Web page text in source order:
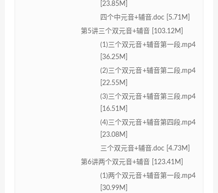
[23.85M]
四个中元音+辅音.doc [5.71M]
第5讲三个双元音+辅音 [103.12M]
(1)三个双元音+辅音第一段.mp4
[36.25M]
(2)三个双元音+辅音第二段.mp4
[22.55M]
(3)三个双元音+辅音第三段.mp4
[16.51M]
(4)三个双元音+辅音第四段.mp4
[23.08M]
三个双元音+辅音.doc [4.73M]
第6讲两个双元音+辅音 [123.41M]
(1)两个双元音+辅音第一段.mp4
[30.99M]